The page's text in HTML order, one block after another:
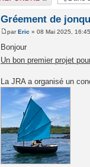
Gréement de
parEric » 08 Mai 2025, 16:45
Bonjour
Un bon premier projet
La JRA a organisé un